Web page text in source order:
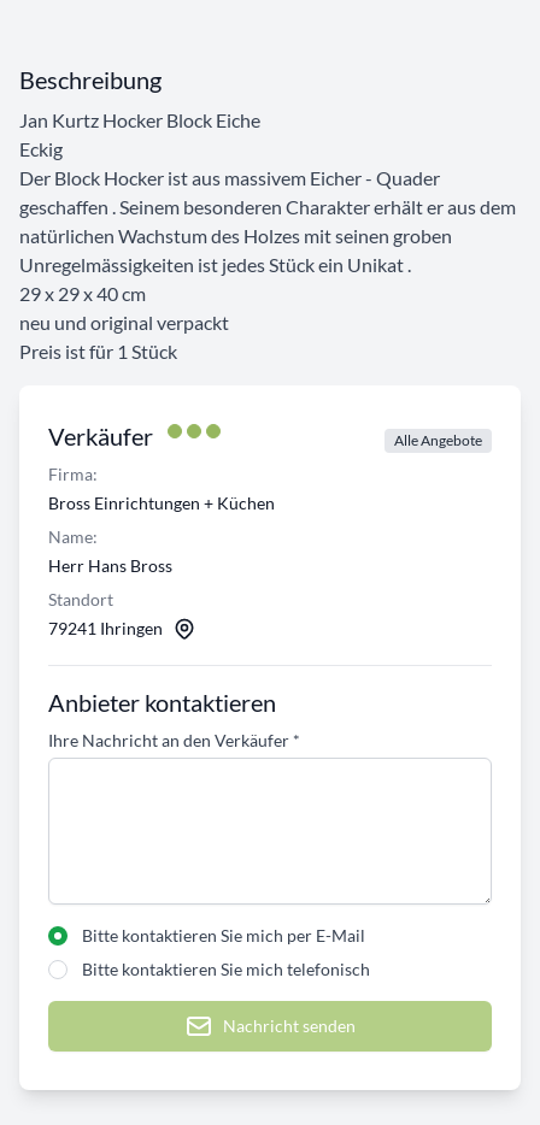
Verkäufer Alle Angebote
Firma:
Bross Einrichtungen + Küchen
Name:
Herr Hans Bross
Standort
79241 Ihringen
Anbieter kontaktieren
Ihre Nachricht an den Verkäufer *
Bitte kontaktieren Sie mich per E-Mail
Bitte kontaktieren Sie mich telefonisch
Nachricht senden
Beschreibung
Jan Kurtz Hocker Block Eiche
Eckig
Der Block Hocker ist aus massivem Eicher - Quader
geschaffen . Seinem besonderen Charakter erhält er aus dem
natürlichen Wachstum des Holzes mit seinen groben
Unregelmässigkeiten ist jedes Stück ein Unikat .
29 x 29 x 40 cm
neu und original verpackt
Preis ist für 1 Stück